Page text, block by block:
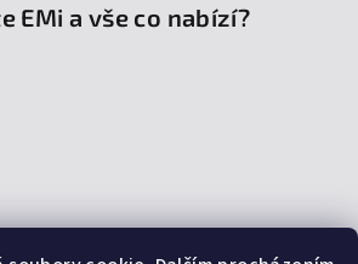
EMi a vše co nabízí?
platby